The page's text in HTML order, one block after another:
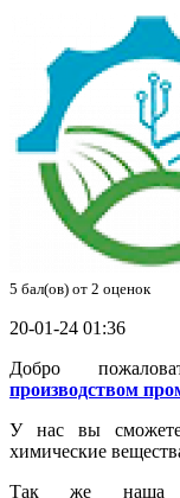
5 бал(ов) от 2 оценок
20-01-24 01:36
Добро
производством
У нас вы
химические
Так же наша